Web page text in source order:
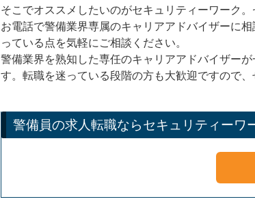
そこでオススメしたいのがセキュリティーワーク
お電話で警備業界専属のキャリアアドバイザーに
っている点を気軽にご相談ください。
警備業界を熟知した専任のキャリアアドバイザー
す。転職を迷っている段階の方も大歓迎ですので
警備員の求人転職ならセキュリティーワ